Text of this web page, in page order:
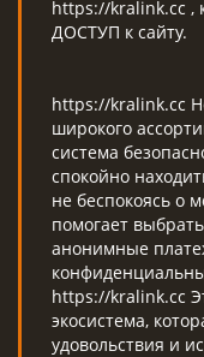
https://kralink.cc ,
ДОСТУП к сайту.
https://kralink.cc
широкого
система
спокойно
не беспокоясь о
помогает
анонимные
https://kralink.cc
экосистема,
удовольствия и